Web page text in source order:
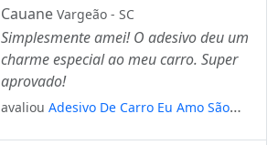
Cauane Vargeão - SC
Simplesmente amei! O adesivo deu um
charme especial ao meu carro. Super
aprovado!
avaliou Adesivo De Carro Eu Amo São